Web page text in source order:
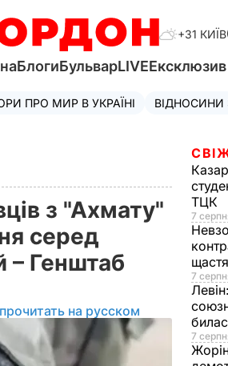
+31 КИЇВ
БлогиБульварLIVEЕксклюзив
ПРО МИР В УКРАЇНІ
з "Ахмату"
серед
– Генштаб
на русском
ТЦК
7
щастя
7
Левін:
7